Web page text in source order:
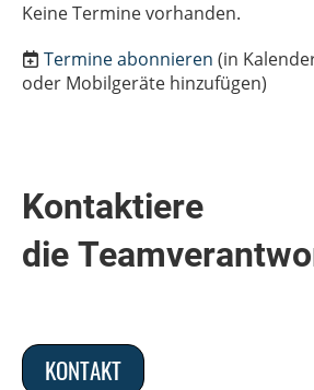
Keine Termine vorhanden.
Termine abonnieren (in
oder Mobilgeräte hinzufügen)
Kontaktiere
die
KONTAKT